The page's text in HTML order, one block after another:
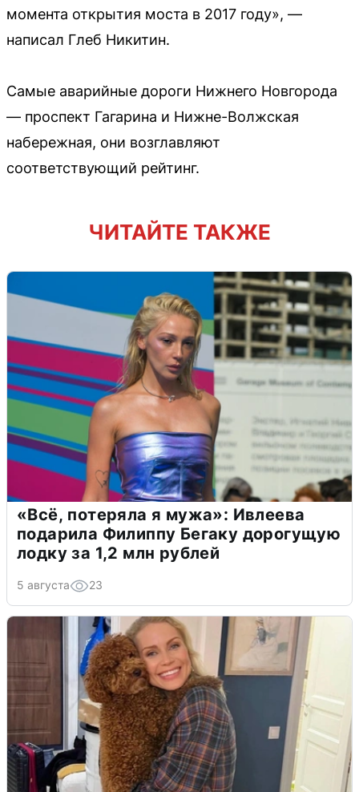
момента открытия моста в 2017 году», —
написал Глеб Никитин.
Самые аварийные дороги Нижнего Новгорода
— проспект Гагарина и Нижне-Волжская
набережная, они возглавляют
соответствующий рейтинг.
ЧИТАЙТЕ ТАКЖЕ
«Всё, потеряла я мужа»: Ивлеева
подарила Филиппу Бегаку дорогущую
лодку за 1,2 млн рублей
5 августа 23